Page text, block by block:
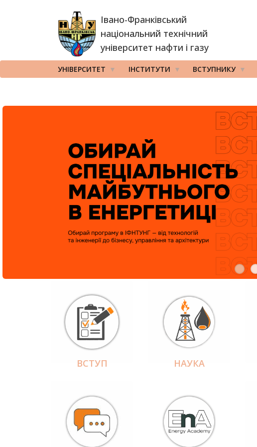
Івано-Франківський
національний технічний
університет нафти і газу
УНІВЕРСИТЕТ ІНСТИТУТИ ВСТУПНИКУ
ВСТУП НАУКА